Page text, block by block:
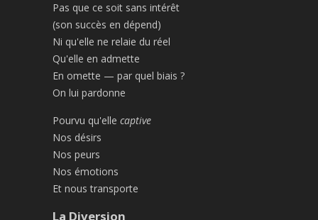
Pas que ce soit sans intérêt
(son succès en dépend)
Ni qu'elle ne relaie du réel
Qu'elle en admette
En omette — par quel biais ?
On lui pardonne
Pourvu qu'elle captive
Nos désirs
Nos peurs
Nos émotions
Et nous transporte
La Diversion